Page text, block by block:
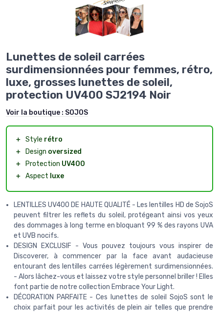
Lunettes de soleil carrées
surdimensionnées pour femmes, rétro,
luxe, grosses lunettes de soleil,
protection UV400 SJ2194 Noir
Voir la boutique : SOJOS
＋ Style rétro
＋
Design oversized
＋
Protection UV400
＋ Aspect luxe
LENTILLES UV400 DE HAUTE QUALITÉ - Les lentilles HD de SojoS
peuvent filtrer les reflets du soleil, protégeant ainsi vos yeux
des dommages à long terme en bloquant 99 % des rayons UVA
et UVB nocifs.
DESIGN EXCLUSIF - Vous pouvez toujours vous inspirer de
Discoverer, à commencer par la face avant audacieuse
entourant des lentilles carrées légèrement surdimensionnées.
- Alors lâchez-vous et laissez votre style personnel briller ! Elles
font partie de notre collection Embrace Your Light.
DÉCORATION PARFAITE - Ces lunettes de soleil SojoS sont le
choix parfait pour les activités de plein air telles que prendre